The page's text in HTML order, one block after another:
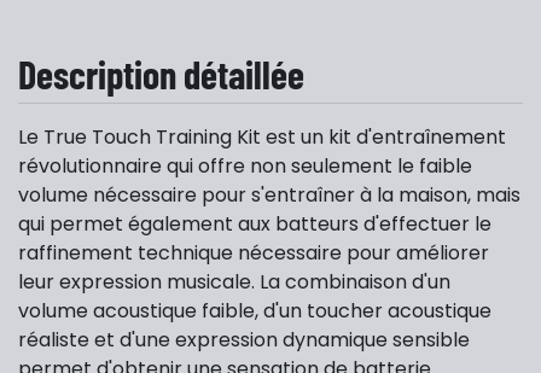
Description détaillée
Le True Touch Training Kit est un kit d'entraînement
révolutionnaire qui offre non seulement le faible
volume nécessaire pour s'entraîner à la maison, mais
qui permet également aux batteurs d'effectuer le
raffinement technique nécessaire pour améliorer
leur expression musicale. La combinaison d'un
volume acoustique faible, d'un toucher acoustique
réaliste et d'une expression dynamique sensible